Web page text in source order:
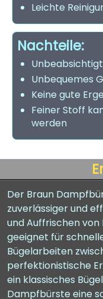
Leichte
Nachteile:
Unbequemes
Keine gute
Feiner Stoff
werden
Der Braun
zuverlässiger und
und Auffrischen von
geeignet für
Bügelarbeiten
perfektionistische
ein klassisches
Dampfbürste eine